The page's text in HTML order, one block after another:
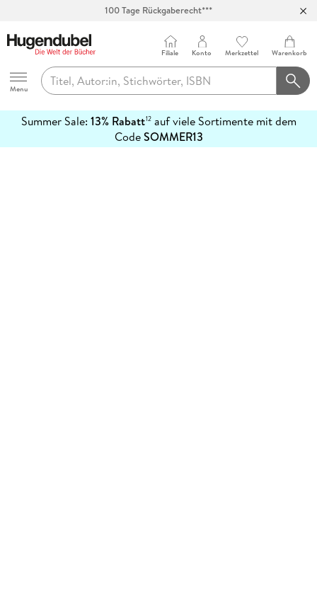
100 Tage Rückgaberecht***
Hugendubel
Menu
Filiale Konto Merkzettel Warenkorb
Summer Sale: 13% Rabatt12auf viele Sortimente mit dem
CodeSOMMER13
erfahren